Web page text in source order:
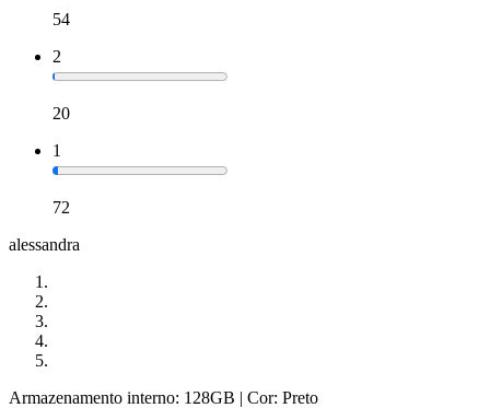
54
2
20
1
72
alessandra
Armazenamento interno: 128GB | Cor: Preto